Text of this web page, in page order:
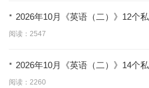
· 2026年10月《英语（二）》12个
阅读：2547
· 2026年10月《英语（二）》14个
阅读：2260